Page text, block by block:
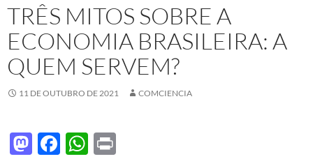
TRÊS MITOS SOBRE A
ECONOMIA BRASILEIRA: A
QUEM SERVEM?
11 DE OUTUBRO DE 2021 COMCIENCIA
M F
W